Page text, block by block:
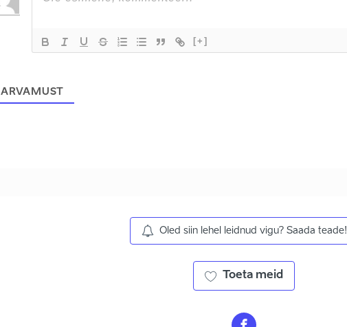
[+]
ARVAMUST
Oled siin lehel leidnud vigu? Saada teade!
Toeta meid